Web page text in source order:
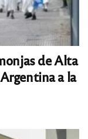
de Alta
a la